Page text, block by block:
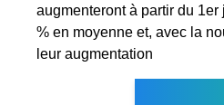
augmenteront à partir du
% en moyenne et, avec la
leur augmentation